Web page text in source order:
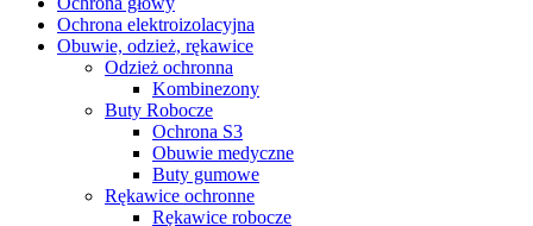
Ochrona elektroizolacyjna
Obuwie, odzież, rękawice
Odzież ochronna
Kombinezony
Buty Robocze
Ochrona S3
Obuwie medyczne
Buty gumowe
Rękawice ochronne
Rękawice robocze